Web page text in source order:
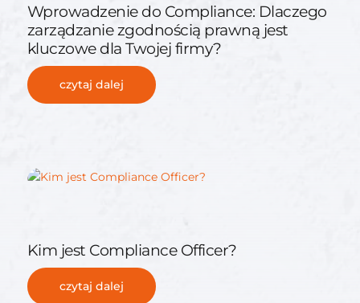
Wprowadzenie do Compliance: Dlaczego
zarządzanie zgodnością prawną jest
kluczowe dla Twojej firmy?
czytaj dalej
Kim jest Compliance Officer?
czytaj dalej